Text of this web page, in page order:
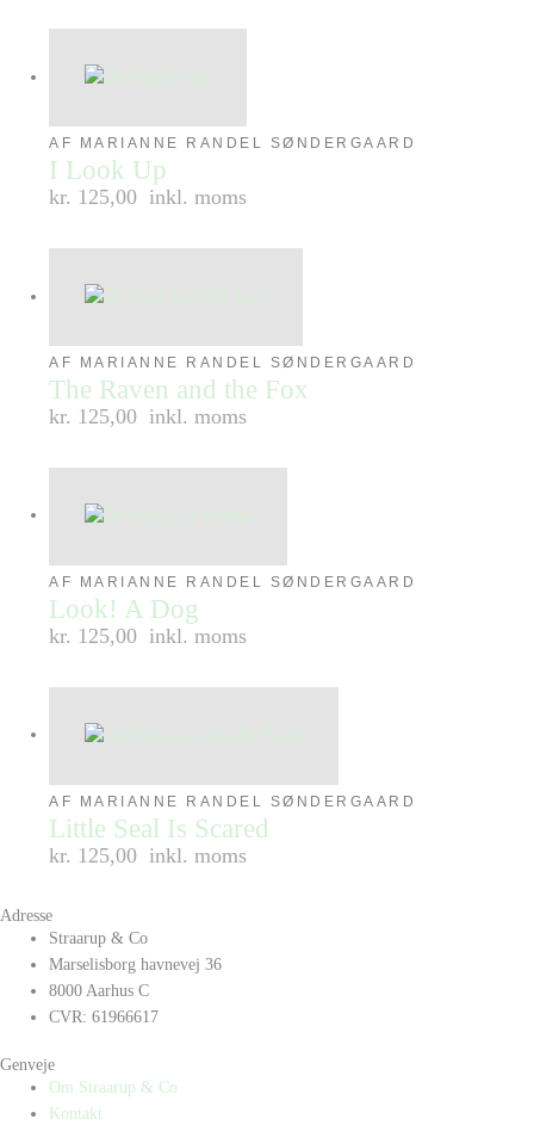
AF MARIANNE RANDEL SØNDERGAARD
I Look Up
kr. 125,00 inkl. moms
AF MARIANNE RANDEL SØNDERGAARD
The Raven and the Fox
kr. 125,00 inkl. moms
AF MARIANNE RANDEL SØNDERGAARD
Look! A Dog
kr. 125,00 inkl. moms
AF MARIANNE RANDEL SØNDERGAARD
Little Seal Is Scared
kr. 125,00 inkl. moms
Adresse
Straarup & Co
Marselisborg havnevej 36
8000 Aarhus C
CVR: 61966617
Genveje
Om Straarup & Co
Kontakt